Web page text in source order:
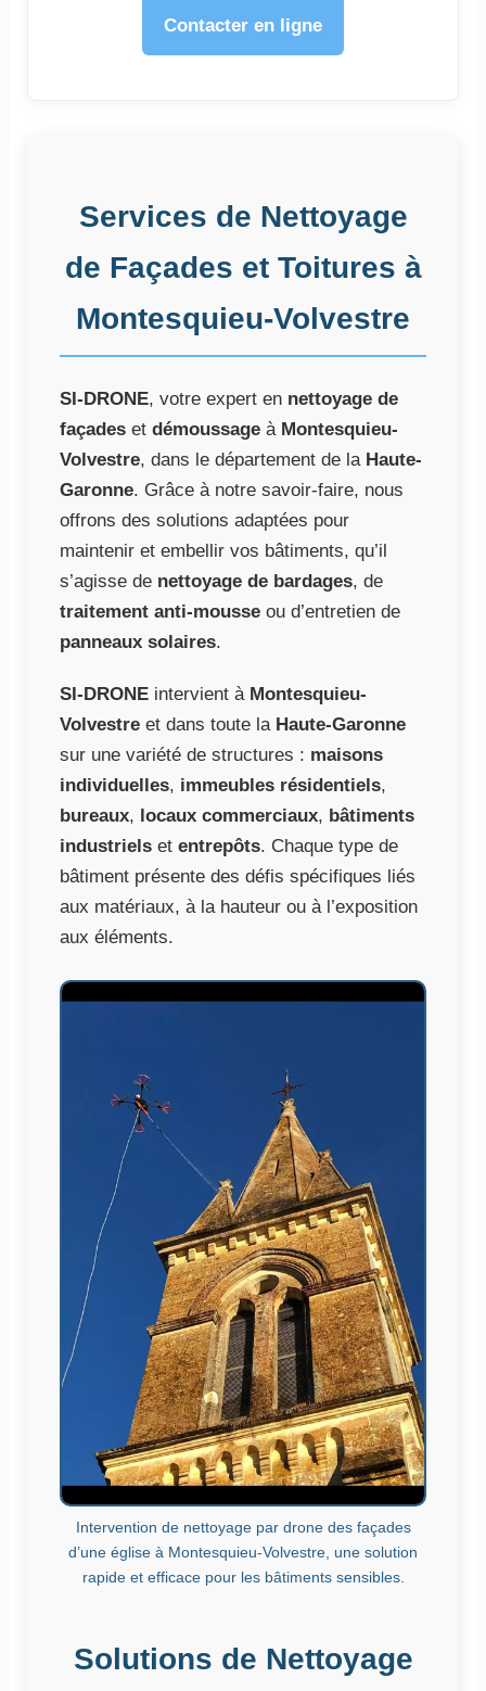
Contacter en ligne
Services de Nettoyage
de Façades et Toitures à
Montesquieu-Volvestre
SI-DRONE, votre expert en nettoyage de
façadeset démoussageà Montesquieu-
Volvestre, dans le département de la Haute-
Garonne. Grâce à notre savoir-faire, nous
offrons des solutions adaptées pour
maintenir et embellir vos bâtiments, qu’il
s’agisse de nettoyage de bardages, de
traitement anti-mousseou d’entretien de
panneaux solaires.
SI-DRONEintervient à Montesquieu-
Volvestreet dans toute la Haute-Garonne
sur une variété de structures : maisons
individuelles, immeubles résidentiels,
bureaux, locaux commerciaux, bâtiments
industrielset entrepôts. Chaque type de
bâtiment présente des défis spécifiques liés
aux matériaux, à la hauteur ou à l’exposition
aux éléments.
Intervention de nettoyage par drone des façades
d’une église à Montesquieu-Volvestre, une solution
rapide et efficace pour les bâtiments sensibles.
Solutions de Nettoyage